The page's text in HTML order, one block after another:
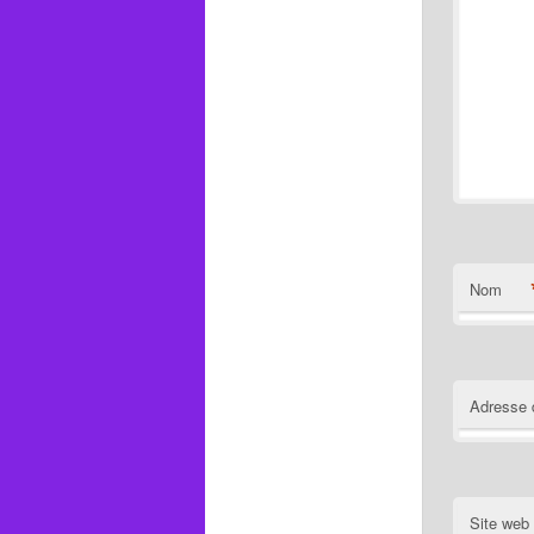
Nom
Adresse
Site web